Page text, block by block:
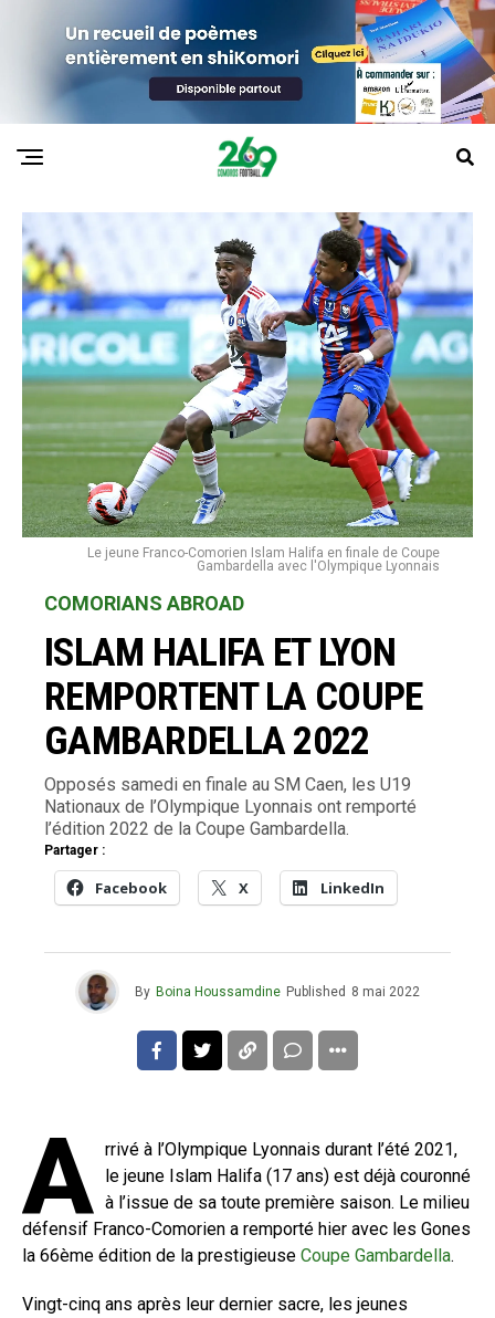
Le jeune Franco-Comorien Islam Halifa en finale de Coupe
Gambardella avec l'Olympique Lyonnais
COMORIANS ABROAD
ISLAM HALIFA ET LYON
REMPORTENT LA COUPE
GAMBARDELLA 2022
Opposés samedi en finale au SM Caen, les U19
Nationaux de l’Olympique Lyonnais ont remporté
l’édition 2022 de la Coupe Gambardella.
Partager :
Facebook X LinkedIn
By Boina Houssamdine Published 8 mai 2022
A rrivé à l’Olympique Lyonnais durant l’été 2021,
le jeune Islam Halifa (17 ans) est déjà couronné
à l’issue de sa toute première saison. Le milieu
défensif Franco-Comorien a remporté hier avec les Gones
la 66ème édition de la prestigieuse Coupe Gambardella.
Vingt-cinq ans après leur dernier sacre, les jeunes